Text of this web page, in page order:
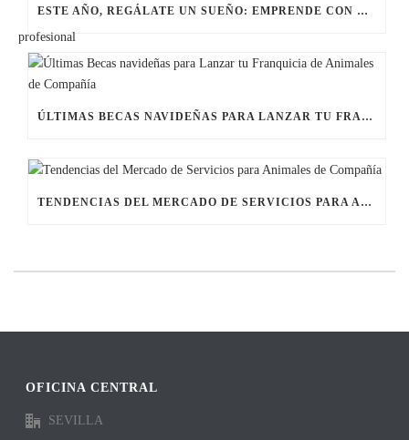
ESTE AÑO, REGÁLATE UN SUEÑO: EMPRENDE CON UNA FRANQUICIA DE EL PERRO FELIZ
ÚLTIMAS BECAS NAVIDEÑAS PARA LANZAR TU FRANQUICIA DE ANIMALES DE COMPAÑÍA
TENDENCIAS DEL MERCADO DE SERVICIOS PARA ANIMALES DE COMPAÑÍA
OFICINA CENTRAL
SEVILLA